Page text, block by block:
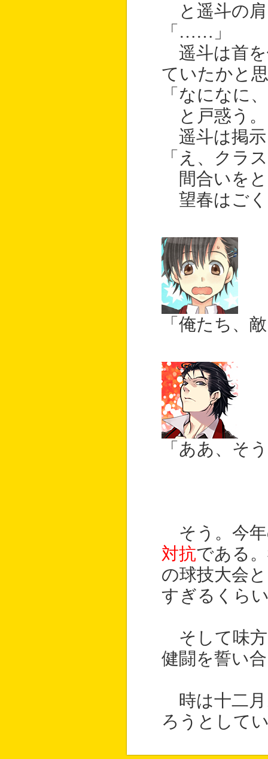
と遥斗の肩
「……」
遥斗は首を
ていたかと
「なになに
と戸惑う。
遥斗は掲示
「え、クラ
間合いをと
望春はごく
「俺たち、
「ああ、そ
そう。今年
対抗である
の球技大会
すぎるくら
そして味方
健闘を誓い
時は十二月
ろうとして